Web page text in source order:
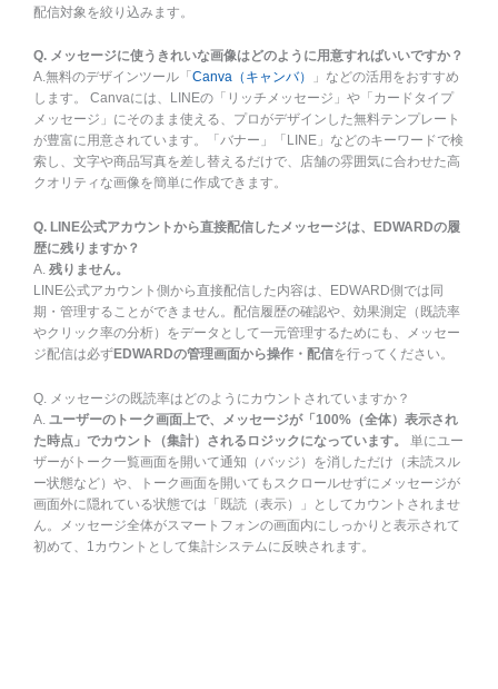
配信対象を絞り込みます。
Q. メッセージに使うきれいな画像はどのように用意すればいいですか？
A.無料のデザインツール「 Canva（キャンバ）
」などの活用をおすすめ
します。 Canvaには、LINEの「リッチメッセージ」や「カードタイプ
メッセージ」にそのまま使える、プロがデザインした無料テンプレート
が豊富に用意されています。「バナー」「LINE」などのキーワードで検
索し、文字や商品写真を差し替えるだけで、店舗の雰囲気に合わせた高
クオリティな画像を簡単に作成できます。
Q. LINE公式アカウントから直接配信したメッセージは、EDWARDの履
歴に残りますか？
A. 残りません。
LINE公式アカウント側から直接配信した内容は、EDWARD側では同
期・管理することができません。配信履歴の確認や、効果測定（既読率
やクリック率の分析）をデータとして一元管理するためにも、メッセー
ジ配信は必ずEDWARDの管理画面から操作・配信を行ってください。
Q. メッセージの既読率はどのようにカウントされていますか？
A. ユーザーのトーク画面上で、メッセージが「100%（全体）表示され
た時点」でカウント（集計）されるロジックになっています。
単にユー
ザーがトーク一覧画面を開いて通知（バッジ）を消しただけ（未読スル
ー状態など）や、トーク画面を開いてもスクロールせずにメッセージが
画面外に隠れている状態では「既読（表示）」としてカウントされませ
ん。メッセージ全体がスマートフォンの画面内にしっかりと表示されて
初めて、1カウントとして集計システムに反映されます。